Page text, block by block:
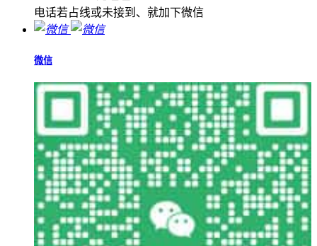
电话若占线或未接到、就加下微信
微信